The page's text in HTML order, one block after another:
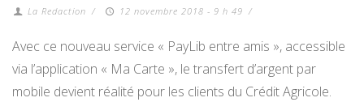
La Redaction / 12 novembre 2018 - 9 h 49 /
Avec ce nouveau service « PayLib entre amis », accessible
via l’application « Ma Carte », le transfert d’argent par
mobile devient réalité pour les clients du Crédit Agricole.